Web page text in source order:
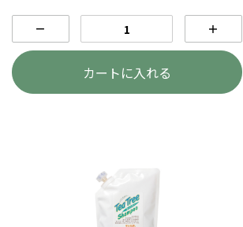
－ ＋
カートに入れる